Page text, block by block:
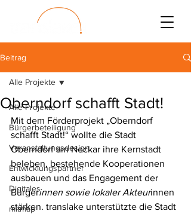
Beitrag
Alle Projekte
Bürgerbeteiligung
Veranstaltungsdesign
Entwicklungspartner
Digitales
mitmap
Alle Projekte
Oberndorf schafft Stadt!
Mit dem Förderprojekt „Oberndorf
schafft Stadt!“ wollte die Stadt
Oberndorf am Neckar ihre Kernstadt
beleben, bestehende Kooperationen
ausbauen und das Engagement der
Bürgerinnen sowie lokaler Akteurinnen
stärken. translake unterstützte die Stadt